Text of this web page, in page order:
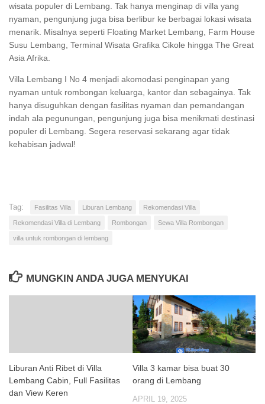
wisata populer di Lembang. Tak hanya menginap di villa yang
nyaman, pengunjung juga bisa berlibur ke berbagai lokasi wisata
menarik. Misalnya seperti Floating Market Lembang, Farm House
Susu Lembang, Terminal Wisata Grafika Cikole hingga The Great
Asia Afrika.
Villa Lembang I No 4 menjadi akomodasi penginapan yang
nyaman untuk rombongan keluarga, kantor dan sebagainya. Tak
hanya disuguhkan dengan fasilitas nyaman dan pemandangan
indah ala pegunungan, pengunjung juga bisa menikmati destinasi
populer di Lembang. Segera reservasi sekarang agar tidak
kehabisan jadwal!
Tag: Fasilitas Villa Liburan Lembang Rekomendasi Villa
Rekomendasi Villa di Lembang Rombongan Sewa Villa Rombongan
villa untuk rombongan di lembang
MUNGKIN ANDA JUGA MENYUKAI
Liburan Anti Ribet di Villa
Lembang Cabin, Full Fasilitas
dan View Keren
Villa 3 kamar bisa buat 30
orang di Lembang
APRIL 19, 2025